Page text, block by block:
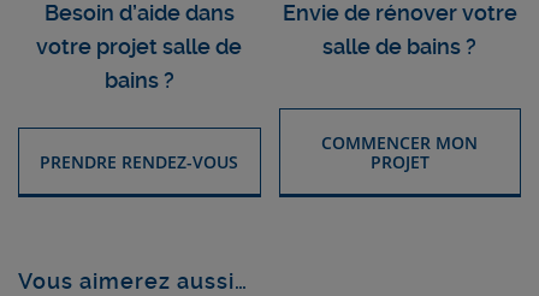
Besoin d’aide dans
votre projet salle de
bains ?
PRENDRE RENDEZ-VOUS
Envie de rénover votre
salle de bains ?
COMMENCER MON
PROJET
Vous aimerez aussi…